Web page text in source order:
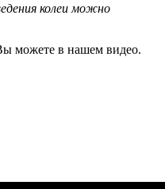
колеи можно
можете в нашем видео.